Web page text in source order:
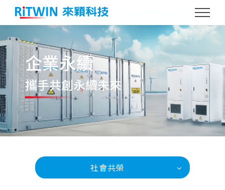
企業永續
攜手共創永續未來
社會共榮